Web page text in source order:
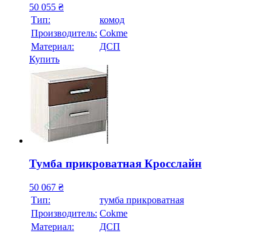
50 055 ₴
Тип:
комод
Производитель: Cokme
Материал:
ДСП
Купить
Тумба прикроватная Кросслайн
50 067 ₴
Тип:
тумба прикроватная
Производитель: Cokme
Материал:
ДСП